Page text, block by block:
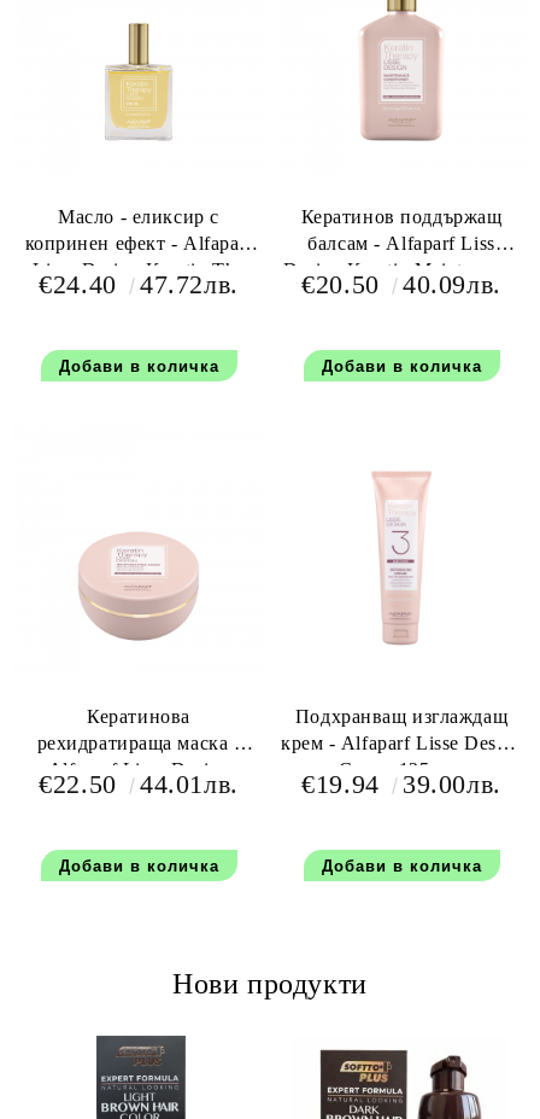
Масло - еликсир с
копринен ефект - Alfaparf
Lisse Design Keratin The
Oil 50 мл.
€24.40 47.72лв.
Кератинов поддържащ
балсам - Alfaparf Liss
Desing Keratin Maintenance
Conditioner 250 мл.
€20.50 40.09лв.
Кератинова
рехидратираща маска -
Alfaparf Lisse Design
Keratin Rehyrating Mask
€22.50 44.01лв.
Подхранващ изглаждащ
крем - Alfaparf Lisse Design
Cream 125 мл.
€19.94 39.00лв.
Нови продукти